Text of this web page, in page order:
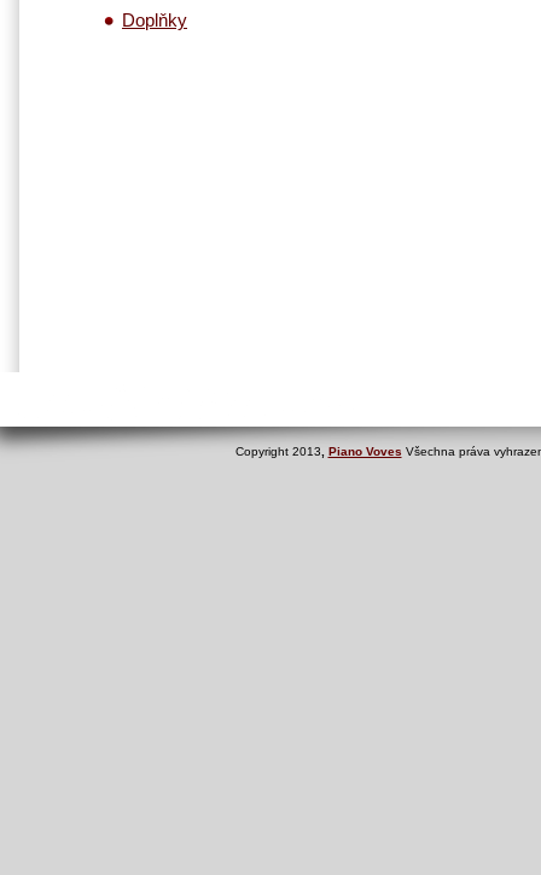
Doplňky
Copyright 2013 Piano Voves Všechna práva